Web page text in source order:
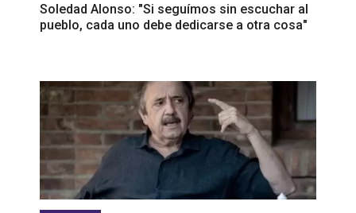
Soledad Alonso: "Si seguímos sin escuchar al
pueblo, cada uno debe dedicarse a otra cosa"